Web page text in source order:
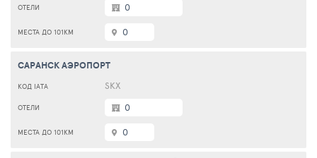
0
0
САРАНСК АЭРОПОРТ
SKX
0
0